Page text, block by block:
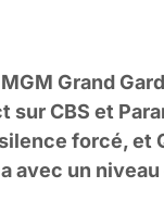
Grand
sur CBS et
forcé,
avec un